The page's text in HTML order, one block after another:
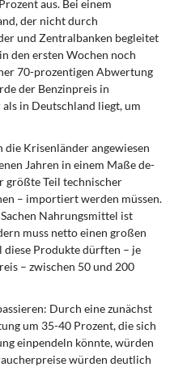
aus. Bei einem
der nicht durch
und Zentralbanken begleitet
den ersten Wochen noch
70-prozentigen Abwertung
der Benzinpreis in
in Deutschland liegt, um
Krisenländer angewiesen
Jahren in einem Maße de-
größte Teil technischer
– importiert werden müssen.
Nahrungsmittel ist
muss netto einen großen
Produkte dürften – je
– zwischen 50 und 200
Durch eine zunächst
um 35-40 Prozent, die sich
einpendeln könnte, würden
würden deutlich